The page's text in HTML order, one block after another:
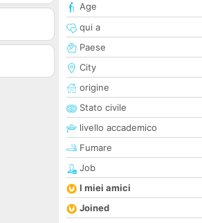
Age
qui a
Paese
City
origine
Stato civile
livello accademico
Fumare
Job
I miei amici
Joined